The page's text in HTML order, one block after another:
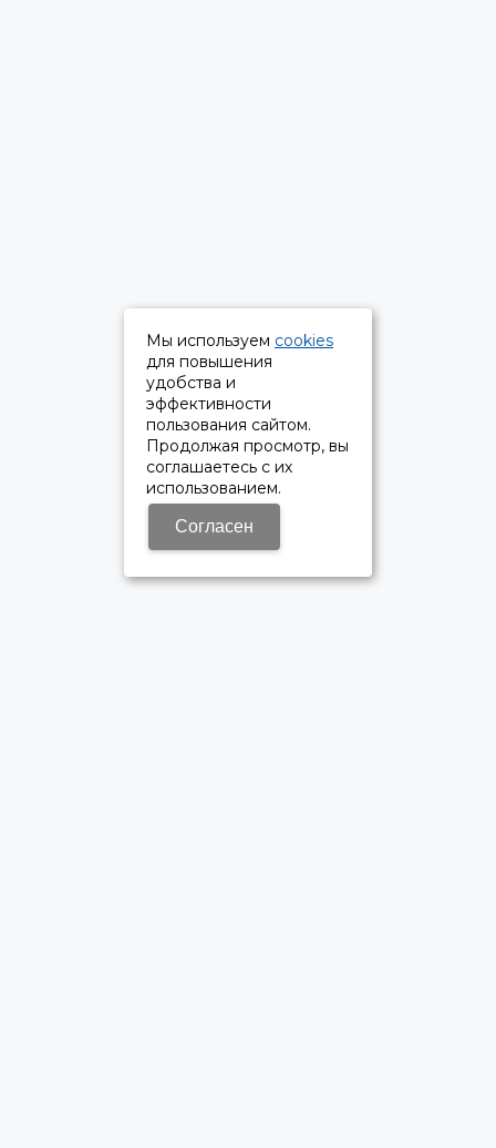
Мы используем cookies
для повышения
удобства и
эффективности
пользования сайтом.
Продолжая просмотр, вы
соглашаетесь с их
использованием.
Согласен